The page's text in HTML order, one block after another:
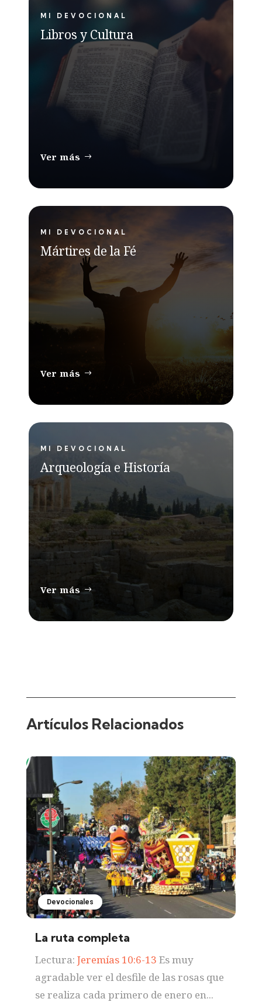
MI DEVOCIONAL
Libros y Cultura
Ver más
MI DEVOCIONAL
Mártires de la Fé
Ver más
MI DEVOCIONAL
Arqueología e Historía
Ver más
Artículos Relacionados
Devocionales
La ruta completa
Lectura: Jeremías 10:6-13 Es muy
agradable ver el desfile de las rosas que
se realiza cada primero de enero en...